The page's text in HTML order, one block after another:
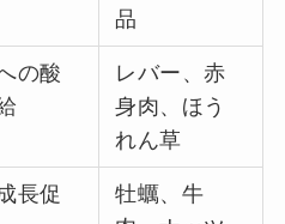
品
の酸
レバー、赤
身肉、ほう
れん草
長促
牡蠣、牛